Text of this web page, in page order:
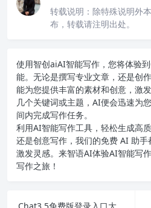
转载说明： 除特殊说明外
布，转载请注明出处。
使用智创aiAI智能写作 ，您将体验
能。无论是撰写专业文章，还是创
能为您提供丰富的素材和创意，激
几个关键词或主题，AI便会迅速为
间内完成写作任务。
利用AI智能写作工具，轻松生成高
还是创意写作，我们的免费 AI 助手
激发灵感。来智语AI体验AI智能写作
写作之旅！